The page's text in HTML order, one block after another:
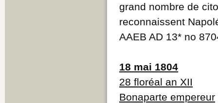
grand nombre de
reconnaissent
AAEB AD 13* no
18 mai 1804
28 floréal an XII
Bonaparte empereur